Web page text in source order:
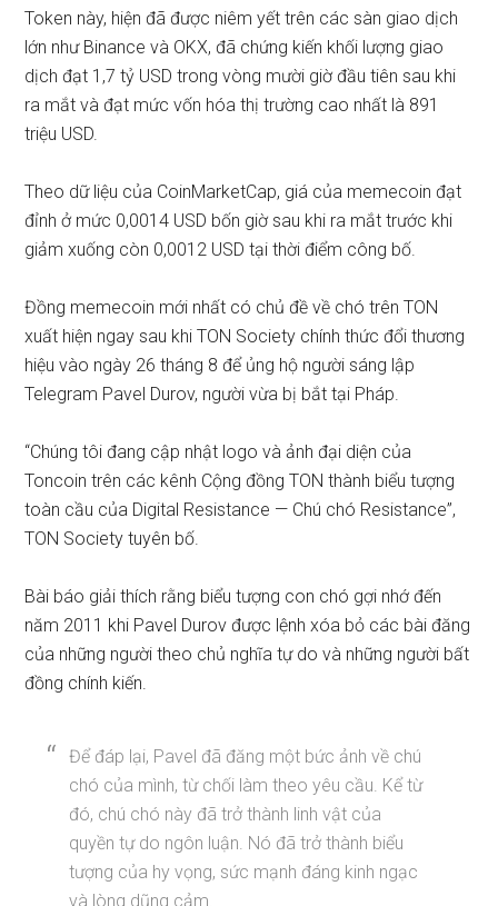
Token này, hiện đã được niêm yết trên các sàn giao dịch
lớn như Binance và OKX, đã chứng kiến ​​khối lượng giao
dịch đạt 1,7 tỷ USD trong vòng mười giờ đầu tiên sau khi
ra mắt và đạt mức vốn hóa thị trường cao nhất là 891
triệu USD.
Theo dữ liệu của CoinMarketCap, giá của memecoin đạt
đỉnh ở mức 0,0014 USD bốn giờ sau khi ra mắt trước khi
giảm xuống còn 0,0012 USD tại thời điểm công bố.
Đồng memecoin mới nhất có chủ đề về chó trên TON
xuất hiện ngay sau khi TON Society chính thức đổi thương
hiệu vào ngày 26 tháng 8 để ủng hộ người sáng lập
Telegram Pavel Durov, người vừa bị bắt tại Pháp.
“Chúng tôi đang cập nhật logo và ảnh đại diện của
Toncoin trên các kênh Cộng đồng TON thành biểu tượng
toàn cầu của Digital Resistance — Chú chó Resistance”,
TON Society tuyên bố.
Bài báo giải thích rằng biểu tượng con chó gợi nhớ đến
năm 2011 khi Pavel Durov được lệnh xóa bỏ các bài đăng
của những người theo chủ nghĩa tự do và những người bất
đồng chính kiến.
Để đáp lại, Pavel đã đăng một bức ảnh về chú
chó của mình, từ chối làm theo yêu cầu. Kể từ
đó, chú chó này đã trở thành linh vật của
quyền tự do ngôn luận. Nó đã trở thành biểu
tượng của hy vọng, sức mạnh đáng kinh ngạc
và lòng dũng cảm.